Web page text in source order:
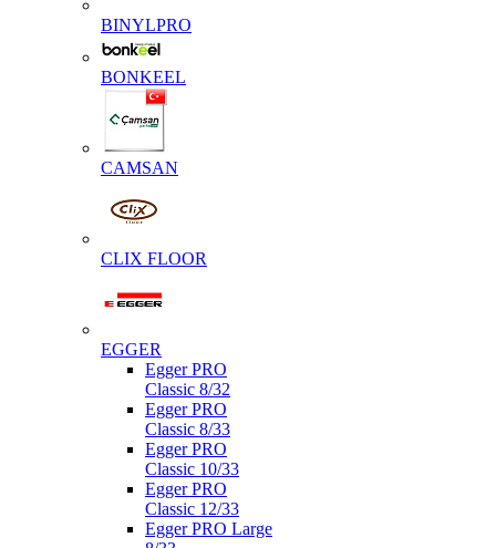
BINYLPRO
BONKEEL
CAMSAN
CLIX FLOOR
EGGER
Egger PRO
Classic 8/32
Egger PRO
Classic 8/33
Egger PRO
Classic 10/33
Egger PRO
Classic 12/33
Egger PRO Large